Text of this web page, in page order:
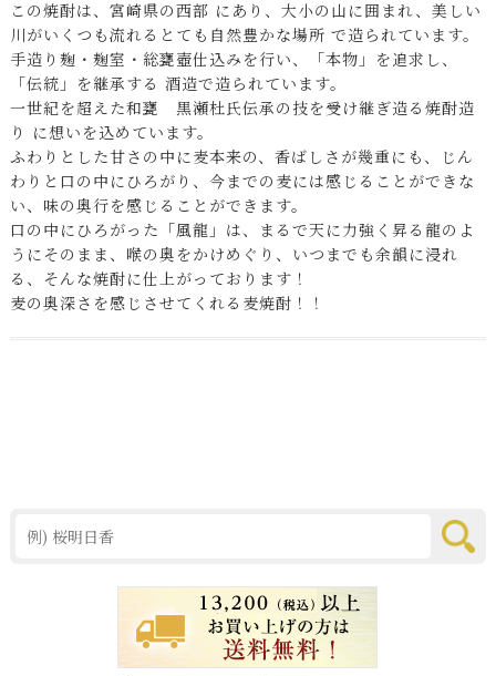
この焼酎は、宮崎県の西部 にあり、大小の山に囲まれ、美しい
川がいくつも流れるとても自然豊かな場所 で造られています。
手造り麹・麹室・総甕壺仕込みを行い、「本物」を追求し、
「伝統」を継承する 酒造で造られています。
一世紀を超えた和甕 黒瀬杜氏伝承の技を受け継ぎ造る焼酎造
り に想いを込めています。
ふわりとした甘さの中に麦本来の、香ばしさが幾重にも、じん
わりと口の中にひろがり、今までの麦には感じることができな
い、味の奥行を感じることができます。
口の中にひろがった「風龍」は、まるで天に力強く昇る龍のよ
うにそのまま、喉の奥をかけめぐり、いつまでも余韻に浸れ
る、そんな焼酎に仕上がっております！
麦の奥深さを感じさせてくれる麦焼酎！！